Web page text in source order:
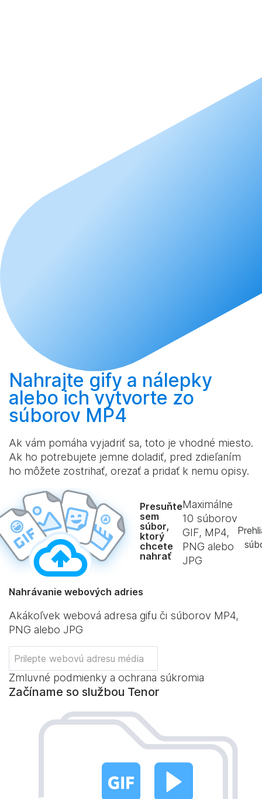
Nahrajte gify a nálepky
alebo ichvytvorte zo
súborov MP4
Ak vám pomáha vyjadriť sa, toto je vhodné miesto.
Ak ho potrebujete jemne doladiť, pred zdieľaním
ho môžete zostrihať, orezať a pridať k nemu opisy.
Presuňte
sem
súbor,
ktorý
chcete
nahrať
Maximálne
10 súborov
GIF, MP4,
PNG alebo
JPG
Nahrávanie webových adries
Akákoľvek webová adresa gifu či súborov MP4,
PNG alebo JPG
Zmluvné podmienky a ochrana súkromia
Začíname so službou Tenor